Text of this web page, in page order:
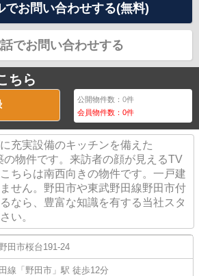
でお問い合わせする(無料)
でお問い合わせする
ちら
公開物件数：0件
会員物件数：0件
充実設備のキッチンを備えた
物件です。来訪者の顔が見えるTV
ちらは南西向きの物件です。一戸建
せん。野田市や東武野田線野田市付
なら、豊富な知識を有する当社スタ
い。
野田市桜台191-24
線 「 野田市 」駅 徒歩12分